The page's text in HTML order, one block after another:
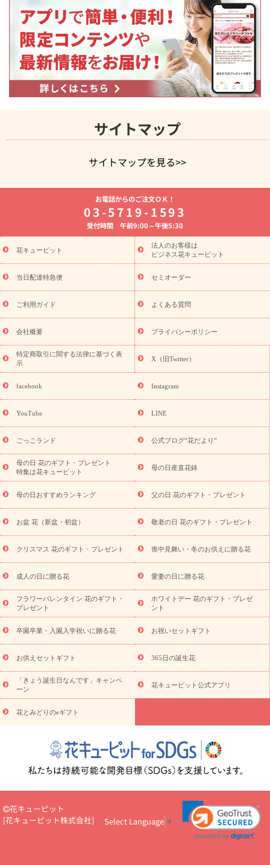
サイトマップ
サイトマップを見る>>
よく贈られる花
お祝いの花特集
誕生日フラワーギフト特集
8月の誕生花(トルコキキョウ)
開店・開業祝い
お供え・お悔やみ お供え・お悔やみの花
通夜・葬儀に贈る花 胡蝶蘭・花鉢
ーブドフラワー
季節のイベント
ひまわり ギフト・プレゼント
特集
お盆 花（新盆・初盆） 季節のイベント
お盆 花（新
盆・初盆）
お盆 花（新盆・初盆）
お盆・お供え 花とセットギ
フト
お盆・お供え プリザーブドフラワー
ひまわり ギフト・プ
レゼント特集
夏の花贈り・お中元・暑中見舞い 花のギフト特集
敬老の日におくる花ギフト・プレゼント特集
花ギフト・プレゼント特集
敬老の日 花のおすすめランキング
敬
老の日 花鉢植えのギフト・プレゼント特集
敬老の日 花とセットギ
フト・プレゼント特集
敬老の日の花 全てのギフト一覧
キャン
ペーン
映画『ウォーターガーディアンズ』コラボキャンペーン
「きょう誕生日なんです」キャンペーン
誕生日の花を探す
誕生日フラワーギフト 誕生日フラワーギフト特集
9月の誕生花(リンドウ)
ら探す
お祝いの花特集 当日配達特急便 お祝い商品一覧
念日
結婚祝い 出産祝い 退院祝い・快気祝い
寿祝い
プチギフト ペットのお祝いフラワー
供え・お悔やみ商品一覧
お供え・お悔やみの花
四十九日法要以
降に贈る花
通夜・葬儀に贈る花
お供え お花とセットギフト
お供え プリザーブドフラワー
ペットのお供えフラワー
お盆（新
盆・初盆）
その他 お祝い返し お見舞い
お取り寄せギフト
ビジネス用
ご自宅用 観葉植物 ミディ胡蝶蘭
プリザーブ
ドフラワー
スタイルから探す アレンジメント 花束
スタ
ンド花
お祝い お供え・お悔やみ 胡蝶蘭 胡蝶蘭・花鉢
ディ胡蝶蘭・お祝い
ミディ胡蝶蘭・お供え
世界初の青色胡蝶蘭
観葉植物
観葉植物 産直多肉植物
プリザーブドフラワー
お祝い
お供え・お悔やみ 花とセットギフト
セミオーダー
プチギフト（hanamore -ハナモア-）
花とみどりのeギフト
キューピットのeGfit
カラー ピンク イエローオレンジ
レッ
ド
お花の種類 トルコキキョウ
お祝い お祝い・3000円～ お祝い・4000円～
お祝い・
5000円～
お祝い・7000円～ お祝い・ 10000円～
お供え・お
悔やみ
円～
お供え・お悔やみ・
読み物
いのマナー
定年退職祝いのマナー
お祝いを贈るときのマナー・
花キューピットのお祝いコラム一覧
誕生日のお花を「色
彩心理学」で選ぶ方法
結婚祝いの予算相場
出産祝いお役立ち情
ール
新築引っ越し祝いコラム お祝い花のマナー総まとめ
職
場上司や先輩へ贈るお祝い花の正解は？
開店祝いの花 選び方ガイ
お電話からのご注文ＯＫ！
03-5719-1593
受付時間 午前9:00～午後5:30
花キューピット
法人のお客様は
ビジネス花キューピット
当日配達特急便 セミオーダー
ご利用ガイド よくある質問
会社概要 プライバシーポリシー
特定商取引に関する法律に基づく表
示
X（旧Twitter）
facebook Instagram
YouTube LINE
ごっこランド 公式ブログ“花だより”
母の日 花のギフト・プレゼント
特集は花キューピット
母の日産直花鉢
母の日おすすめランキング 父の日 花のギフト・プレゼント
お盆 花（新盆・初盆） 敬老の日 花のギフト・プレゼント
クリスマス 花のギフト・プレゼント 喪中見舞い・冬のお供えに贈る花
成人の日に贈る花 愛妻の日に贈る花
フラワーバレンタイン 花のギフト・
プレゼント
ホワイトデー 花のギフト・プレゼ
ント
卒園卒業・入園入学祝いに贈る花 お祝いセットギフト
お供えセットギフト 365日の誕生花
「きょう誕生日なんです」キャンペ
ーン
花キューピット公式アプリ
花とみどりのeギフト
花キューピット
[花キューピット株式会社] Select Language ▼